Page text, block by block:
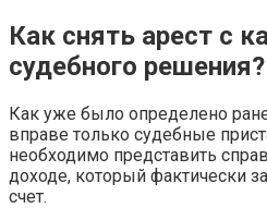
Как снять арест с
судебного решения?
Как уже было определено
вправе только судебные
необходимо представить
доходе, который фактически
счет.